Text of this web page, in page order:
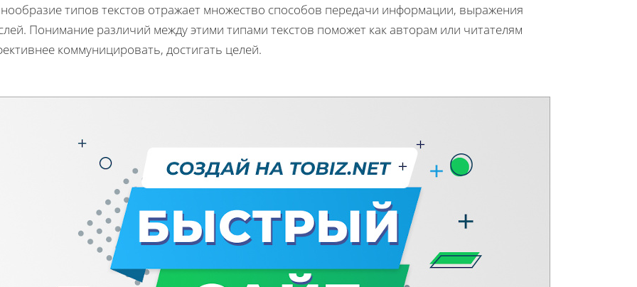
типов текстов отражает множество способов передачи информации, выражения
Понимание различий между этими типами текстов поможет как авторам или читателям
коммуницировать, достигать целей.